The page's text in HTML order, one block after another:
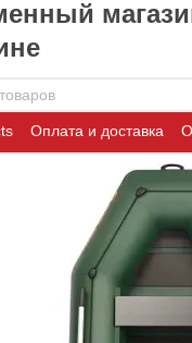
Оплата и доставка